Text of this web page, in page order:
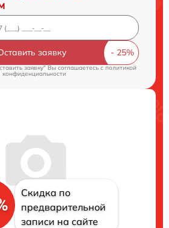
заявку
заявку" Вы соглашаетесь cполитикой
конфиденциальности
Скидка по
предварительной
записи на сайте